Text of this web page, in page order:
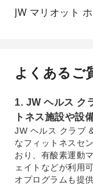
JW マリオット
よくあるご
1. JW ヘルス ク
トネス施設や設
JW ヘルス クラブ
なフィットネスセ
おり、有酸素運動
ェイトなどが利用
オプログラムも提